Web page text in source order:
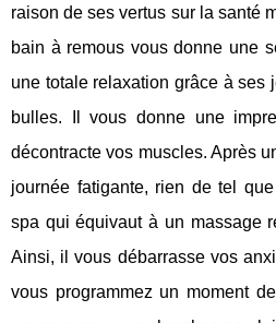
raison de ses vertus sur la santé
bain à remous vous donne une
une totale relaxation grâce à ses
bulles. Il vous donne une
décontracte vos muscles. Après
journée fatigante, rien de tel
spa qui équivaut à un massage
Ainsi, il vous débarrasse vos
vous programmez un moment